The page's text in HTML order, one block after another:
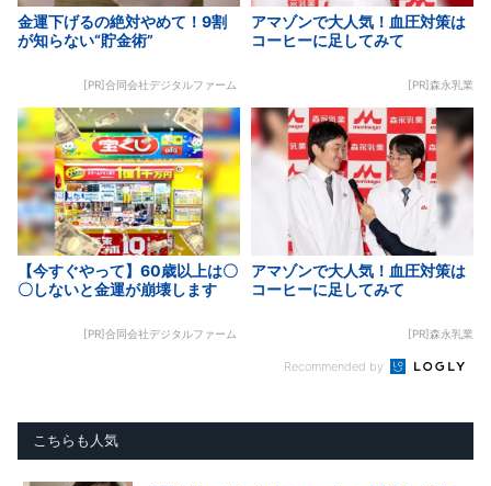
金運下げるの絶対やめて！9割
が知らない“貯金術”
[PR]合同会社デジタルファーム
アマゾンで大人気！血圧対策は
コーヒーに足してみて
[PR]森永乳業
【今すぐやって】60歳以上は〇
〇しないと金運が崩壊します
[PR]合同会社デジタルファーム
アマゾンで大人気！血圧対策は
コーヒーに足してみて
[PR]森永乳業
Recommended by
こちらも人気